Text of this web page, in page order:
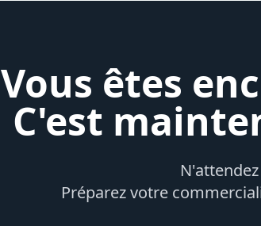
Vous êtes
C'est
Préparez votre